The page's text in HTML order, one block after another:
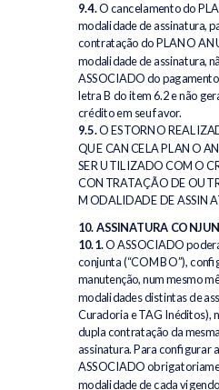
9.4.O cancelamento do
modalidade de assinatura,
contratação do PLANO
modalidade de assinatura,
ASSOCIADO do
letra B do item 6.2 e não
crédito em seu favor.
9.5.O ESTORNO
QUE CANCELA PLANO
SER UTILIZADO COMO
CONTRATAÇÃO DE
MODALIDADE DE
10. ASSINATURA
10.1.O ASSOCIADO
conjunta (“COMBO”),
manutenção, num mesmo
modalidades distintas de
Curadoria e TAG Inéditos),
dupla contratação da
assinatura. Para configurar
ASSOCIADO
modalidade de cada